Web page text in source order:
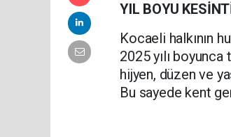
YIL BOYU
Kocaeli halkının
2025 yılı
hijyen, düzen ve
Bu sayede kent